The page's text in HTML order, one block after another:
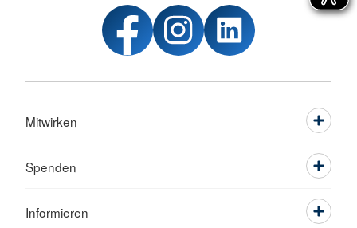
Mitwirken
Spenden
Informieren